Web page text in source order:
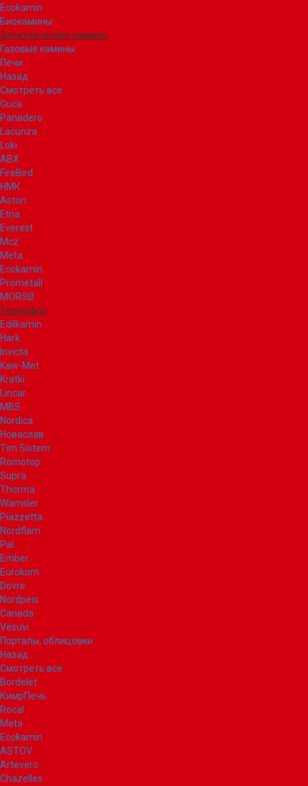
Ecokamin
Биокамины
Электрические камины
Газовые камины
Печи
Назад
Смотреть все
Guca
Panadero
Lacunza
Loki
ABX
FireBird
НМК
Aston
Etna
Everest
Mcz
Meta
Ecokamin
Prometall
MORSØ
Термофор
Edilkamin
Hark
Invicta
Kaw-Met
Kratki
Lincar
MBS
Nordica
Новаслав
Tim Sistem
Romotop
Supra
Thorma
Wamsler
Piazzetta
Nordflam
Pal
Ember
Eurokom
Dovre
Nordpeis
Canada
Vesuvi
Порталы, облицовки
Назад
Смотреть все
Bordelet
КимрПечь
Rocal
Meta
Ecokamin
ASTOV
Artevero
Chazelles